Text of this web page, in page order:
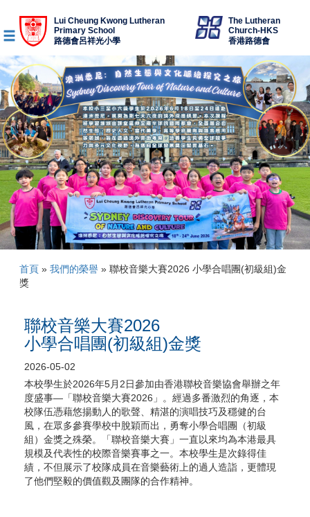
Lui Cheung Kwong Lutheran
Primary School
路德會呂祥光小學
The Lutheran
Church-HKS
香港路德會
首頁» 我們的榮譽» 聯校音樂大賽2026 小學合唱團(初級組)金
獎
聯校音樂大賽2026
小學合唱團(初級組)金獎
2026-05-02
本校學生於2026年5月2日參加由香港聯校音樂協會舉辦之年
度盛事—「聯校音樂大賽2026」。經過多番激烈的角逐，本
校隊伍憑藉悠揚動人的歌聲、精湛的演唱技巧及穩健的台
風，在眾多參賽學校中脫穎而出，勇奪小學合唱團（初級
組）金獎之殊榮。「聯校音樂大賽」一直以來均為本港最具
規模及代表性的校際音樂賽事之一。本校學生是次錄得佳
績，不但展示了校隊成員在音樂藝術上的過人造詣，更體現
了他們堅毅的價值觀及團隊的合作精神。